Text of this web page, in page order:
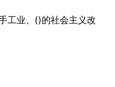
工业、()的社会主义改